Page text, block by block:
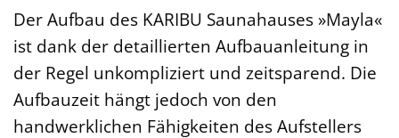
Der Aufbau des KARIBU Saunahauses »Mayla«
ist dank der detaillierten Aufbauanleitung in
der Regel unkompliziert und zeitsparend. Die
Aufbauzeit hängt jedoch von den
handwerklichen Fähigkeiten des Aufstellers